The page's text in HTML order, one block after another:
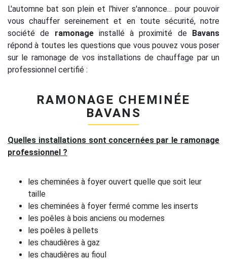
L'automne bat son plein et l'hiver s'annonce... pour pouvoir
vous chauffer sereinement et en toute sécurité, notre
société de ramonageinstallé à proximité de
Bavans
répond à toutes les questions que vous pouvez vous poser
sur le ramonage de vos installations de chauffage par un
professionnel certifié :
RAMONAGE CHEMINÉE
BAVANS
Quelles installations sont concernées par le ramonage
professionnel ?
les cheminées à foyer ouvert quelle que soit leur
taille
les cheminées à foyer fermé comme les inserts
les poêles à bois anciens ou modernes
les poêles à pellets
les chaudières à gaz
les chaudières au fioul